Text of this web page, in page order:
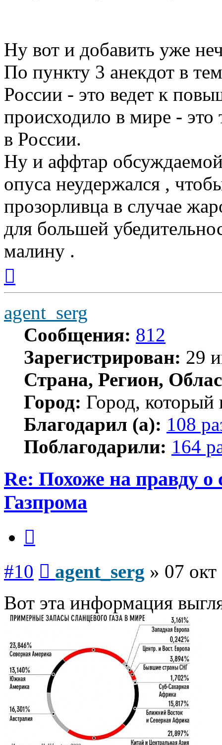
Ну вот и добавить уже
По пункту 3 анекдот в
России - это ведет к
происходило в мире -
в России.
Ну и аффтар
опуса неудержался ,
прозорливца в случае
для большей
малину .
началу
agent_serg
Сообщения: 812
Зарегистрирован: 29
Страна, Регион,
Город: Город, который
Благодарил (а): 108
Поблагодарили: 164
Re: Похоже на правду о
Газпрома
#10 agent_serg » 07
Вот эта информация